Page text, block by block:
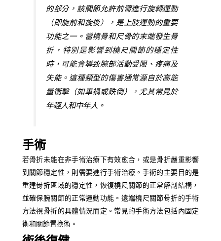
的部分，該關節允許前臂進行旋轉運動
（即旋前和旋後），是上肢運動的重要
功能之一。當橈骨和尺骨的末端發生骨
折，特別是影響到橈尺關節的穩定性
時，可能會導致腕部活動受限、疼痛及
失能。這種類型的傷害通常源自於高能
量衝擊（如車禍或跌倒），尤其常見於
年輕人和中年人。
手術
若骨折未能在非手術治療下有效愈合，或是骨折嚴重影響
到關節穩定性，則需要進行手術治療。手術的主要目的是
重建骨折區域的穩定性，恢復橈尺關節的正常解剖結構，
並確保腕關節的正常運動功能。遠端橈尺關節骨折的手術
方法視骨折的具體情況而定。常見的手術方法包括內固定
術和關節置換術。